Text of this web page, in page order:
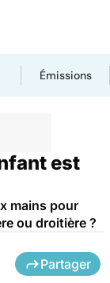
Émissions
est
mains pour
ou droitière ?
Partager